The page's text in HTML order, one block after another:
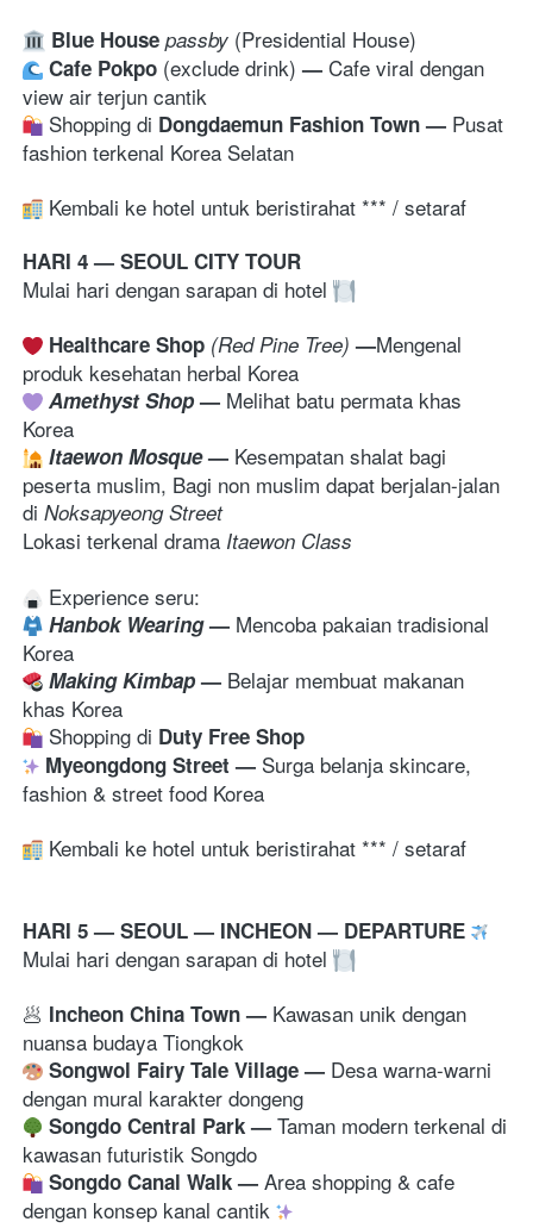
Blue House passby
Cafe Pokpo (exclude drink) — Cafe viral dengan
view air terjun cantik
Shopping di Dongdaemun Fashion Town — Pusat
fashion terkenal Korea Selatan
Kembali ke hotel untuk beristirahat *** / setaraf
HARI 4 — SEOUL CITY TOUR
Mulai hari dengan sarapan di hotel
Healthcare Shop (Red Pine Tree) —Mengenal
produk kesehatan herbal Korea
Amethyst Shop — Melihat batu permata khas
Korea
Itaewon Mosque — Kesempatan shalat bagi
peserta muslim, Bagi non muslim dapat berjalan-jalan
di Noksapyeong Street
Lokasi terkenal drama Itaewon Class
Hanbok Wearing — Mencoba pakaian tradisional
Korea
Making Kimbap — Belajar membuat makanan
Shopping di Duty Free Shop
Myeongdong Street — Surga belanja skincare,
fashion & street food Korea
Kembali ke hotel untuk beristirahat *** / setaraf
HARI 5 — SEOUL — INCHEON — DEPARTURE
Mulai hari dengan sarapan di hotel
🥟 Incheon China Town — Kawasan unik dengan
nuansa budaya Tiongkok
Songwol Fairy Tale Village — Desa warna-warni
dengan mural karakter dongeng
Songdo Central Park — Taman modern terkenal di
kawasan futuristik Songdo
Songdo Canal Walk — Area shopping & cafe
dengan konsep kanal cantik